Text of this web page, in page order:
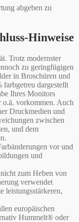
abgeben zu
Hinweise
Trotz modernster
zu geringfügigen
in Broschüren und
dargestellt
Ihres Monitors
vorkommen. Auch
Druckmedien und
zwischen
und dem
vor und
und
zum Heben von
verwendet
leistungsstärkeren,
europäischen
Hummelt® oder